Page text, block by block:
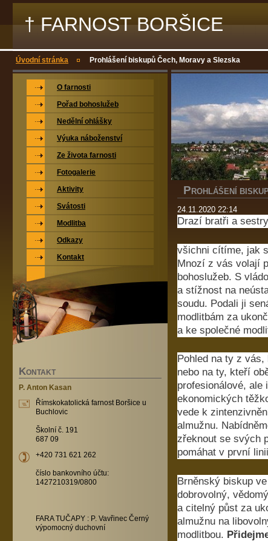
† FARNOST BORŠICE
Úvodní stránka Prohlášení biskupů Čech, Moravy a Slezska
P ROHLÁŠENÍ
24.11.2020 22:14
Drazí bratři a
všichni cítíme, jak
Mnozí z vás volají
bohoslužeb. S
a stížnost na
soudu. Podali ji
modlitbám za
a ke společné
Pohled na ty z
nebo na ty, kteří
profesionálové, ale
ekonomických
vede k
almužnu.
zřeknout se svých
pomáhat v první
Brněnský biskup
dobrovolný, vědomý
a citelný půst za
almužnu na
modlitbou.
O farnosti
Pořad bohoslužeb
Nedělní ohlášky
Výuka náboženství
Ze života farnosti
Fotogalerie
Aktivity
Svátosti
Modlitba
Odkazy
Kontakt
KONTAKT
P. Anton Kasan
Římskokatolická farnost Boršice u
Buchlovic
Školní č. 191
687 09
+420 731 621 262
číslo bankovního účtu:
1427210319/0800
FARA TUČAPY : P. Vavřinec Černý
výpomocný duchovní